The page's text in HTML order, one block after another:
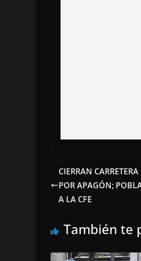
CIERRAN
POR APAGÓN;
A LA CFE
También te